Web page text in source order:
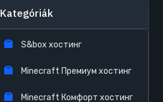
Kategóriák
S&box хостинг
Minecraft Премиум хостинг
Minecraft Комфорт хостинг